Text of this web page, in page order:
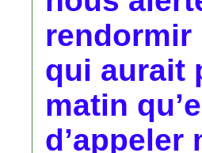
rendormir
qui aurait
matin